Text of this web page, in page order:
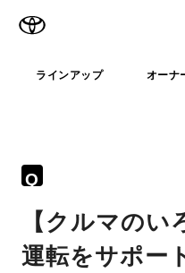
ラインアップ オーナ
Q
【クルマのい
運転をサポー